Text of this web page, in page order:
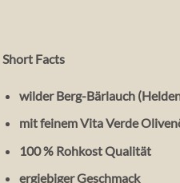
Short Facts
wilder Berg-Bärlauch
mit feinem Vita Verde
100 % Rohkost Qualität
ergiebiger Geschmack